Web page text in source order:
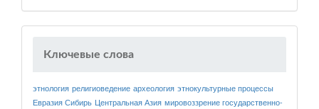
Ключевые слова
этнология религиоведение археология этнокультурные процессы
ЕвразияСибирь Центральная Азия мировоззрениегосударственно-